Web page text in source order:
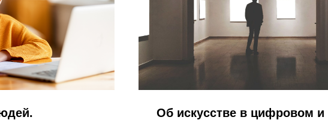
Об искусстве в цифровом и